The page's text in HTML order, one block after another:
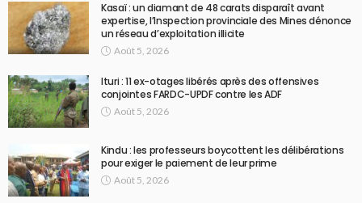
Kasaï : un diamant de 48 carats disparaît avant
expertise, l’Inspection provinciale des Mines dénonce
un réseau d’exploitation illicite
Août 5, 2026
Ituri : 11 ex-otages libérés après des offensives
conjointes FARDC-UPDF contre les ADF
Août 5, 2026
Kindu : les professeurs boycottent les délibérations
pour exiger le paiement de leur prime
Août 5, 2026